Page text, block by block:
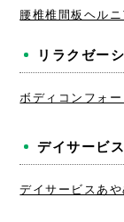
腰椎椎間板ヘル
リラクゼー
ボディコンフォー
デイサービス
デイサービスあや